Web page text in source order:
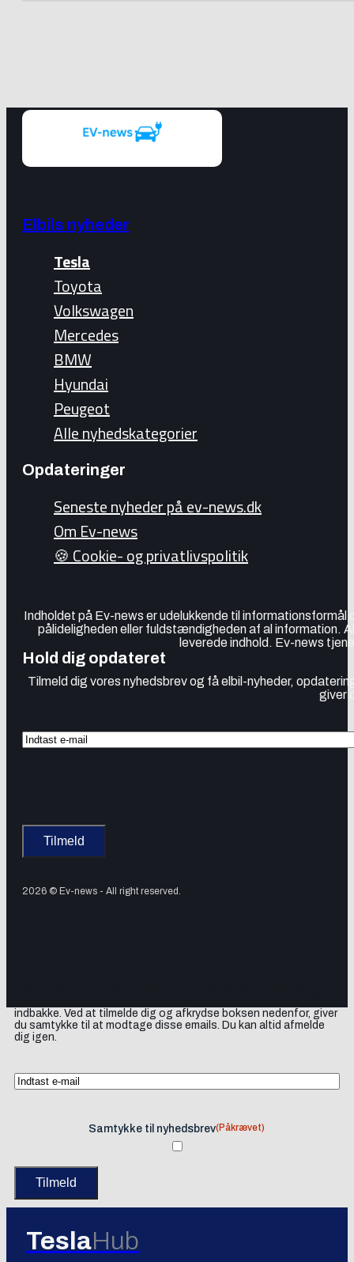
Elbils nyheder
Tesla
Toyota
Volkswagen
Mercedes
BMW
Hyundai
Peugeot
Alle nyhedskategorier
Opdateringer
Seneste nyheder på ev-news.dk
Om Ev-news
🍪 Cookie- og privatlivspolitik
Indholdet på Ev-news er udelukkende til
pålideligheden eller fuldstændigheden af al information.
leverede indhold. Ev-news
Hold dig opdateret
Tilmeld dig vores nyhedsbrev og få elbil-nyheder,
giver
2026 © Ev-news - All right reserved.
indbakke. Ved at tilmelde dig og afkrydse boksen nedenfor, giver
du samtykke til at modtage disse emails. Du kan altid afmelde
dig igen.
Samtykke til nyhedsbrev(Påkrævet)
TeslaHub